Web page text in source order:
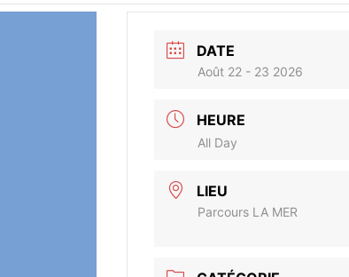
DATE
Août 22 - 23 2026
HEURE
All Day
LIEU
Parcours LA MER